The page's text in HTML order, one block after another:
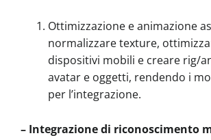
Ottimizzazione e animazione
normalizzare texture,
dispositivi mobili e creare rig/
avatar e oggetti, rendendo i
per l’integrazione.
– Integrazione di riconoscimento